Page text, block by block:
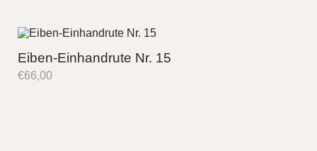
Eiben-Einhandrute Nr. 15
€66,00